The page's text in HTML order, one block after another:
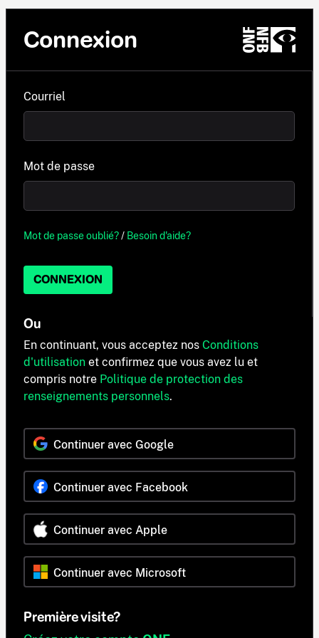
Connexion
Courriel
Mot de passe
Mot de passe oublié?/ Besoin d'aide?
CONNEXION
Ou
En continuant, vous acceptez nos Conditions
d'utilisation et confirmez que vous avez lu et
compris notre Politique de protection des
renseignements personnels.
Continuer avec Google
Continuer avec Facebook
Continuer avec Apple
Continuer avec Microsoft
Première visite?